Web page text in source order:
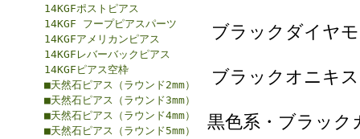
14KGFポストピアス
14KGF フープピアスパーツ
14KGFアメリカンピアス
14KGFレバーバックピアス
14KGFピアス空枠
■天然石ピアス（ラウンド2mm）
■天然石ピアス（ラウンド3mm）
■天然石ピアス（ラウンド4mm）
■天然石ピアス（ラウンド5mm）
ブラックダイヤ
ブラックオニキ
黒色系・ブラック